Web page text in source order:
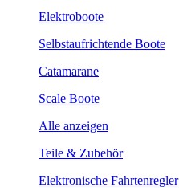
Elektroboote
Selbstaufrichtende Boote
Catamarane
Scale Boote
Alle anzeigen
Teile & Zubehör
Elektronische Fahrtenregler